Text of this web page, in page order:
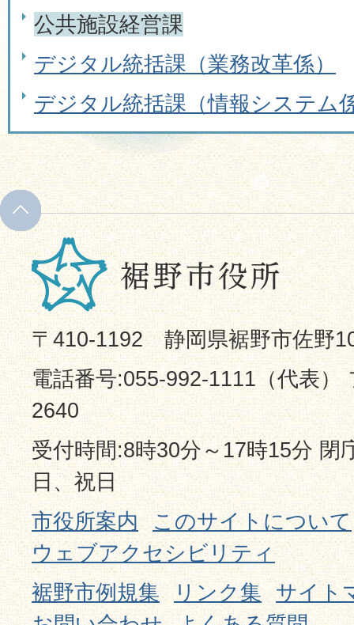
公共施設経営課
デジタル統括課（業務改革係）
デジタル統括課（情報システム
〒410-1192 静岡県裾野市佐野
電話番号:055-992-1111（代表）
2640
受付時間:8時30分～17時15分 閉
日、祝日
市役所案内
このサイトについて
ウェブアクセシビリティ
裾野市例規集
リンク集
サイト